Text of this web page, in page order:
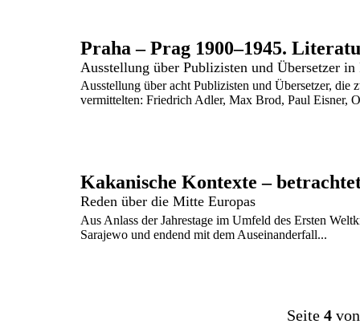
Ausstellung über Publizisten und Übersetzer in
Ausstellung über acht Publizisten und Übersetzer, die
vermittelten: Friedrich Adler, Max Brod, Paul Eisner,
Kakanische Kontexte –
Reden über die Mitte Europas
Aus Anlass der Jahrestage im Umfeld des Ersten
Sarajewo und endend mit dem Auseinanderfall...
Seite 4